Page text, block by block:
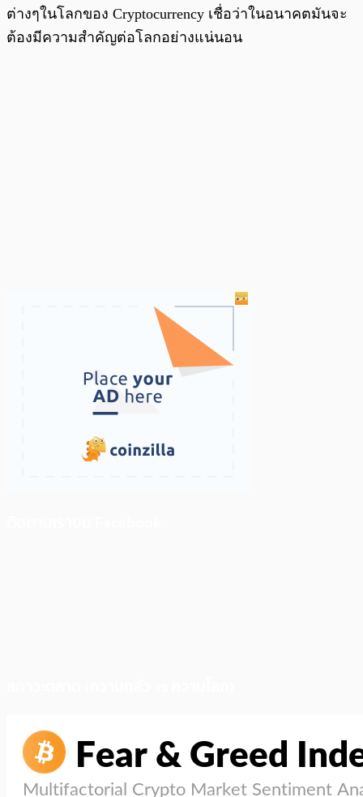
ต่างๆในโลกของ Cryptocurrency เชื่อว่าในอนาคตมันจะ
ต้องมีความสำคัญต่อโลกอย่างแน่นอน